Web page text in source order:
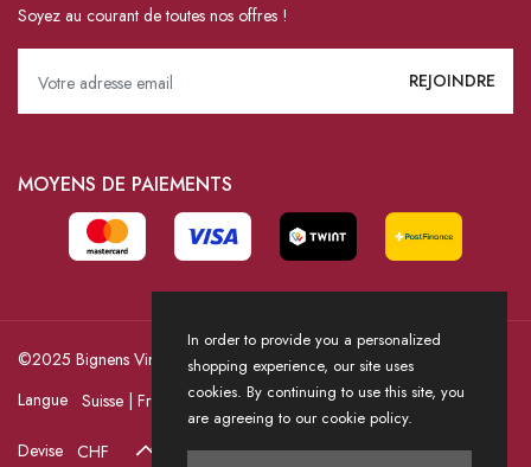
Soyez au courant de toutes nos offres !
MOYENS DE PAIEMENTS
©2025 Bignens Vins / Powered by HICASS
Langue
Devise
In order to provide you a personalized
shopping experience, our site uses
cookies. By continuing to use this site, you
are agreeing to our cookie policy.